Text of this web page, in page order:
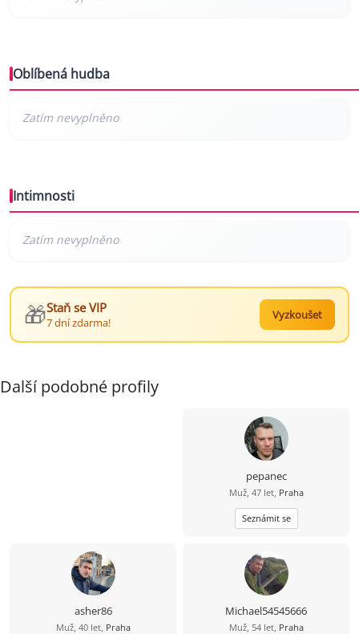
Oblíbená hudba
Intimnosti
🎁Staň se VIP
7 dní zdarma!
Vyzkoušet
Další podobné profily
pepanec
Muž, 47 let, Praha
Seznámit se
asher86
Muž, 40 let, Praha
Michael54545666
Muž, 54 let, Praha